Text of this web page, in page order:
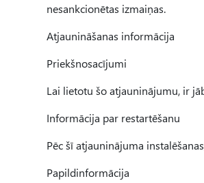
nesankcionētas izmaiņas.
Atjaunināšanas informācija
Priekšnosacījumi
Lai lietotu šo atjauninājumu, ir
Informācija par restartēšanu
Pēc šī atjauninājuma
Papildinformācija